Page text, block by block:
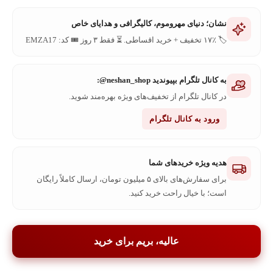
درباره ما
شرکت مهروموم نشان
لطف استقبال سراسری در کشور ، مهروموم نشان توانست به تولید
صد‌درصدی دست پیدا کند و در حال حاضر تمامی محصولات خود را تولید
و به بازار عرضه می‌کند.
بازگشت خرید سبد خرید
نشان؛ دنیای مهروموم، کالیگرافی و هدایای خاص
🏷️ ۱۷٪ تخفیف + خرید اقساطی. ⏳ فقط ۳ روز 🎟️ کد: EMZA17
به کانال تلگرام بپیوندید neshan_shop@:
در کانال تلگرام از تخفیف‌های ویژه بهره‌مند شوید.
ورود به کانال تلگرام
هدیه ویژه خریدهای شما
برای سفارش‌های بالای ۵ میلیون تومان، ارسال کاملاً رایگان
است؛ با خیال راحت خرید کنید.
عالیه، بریم برای خرید